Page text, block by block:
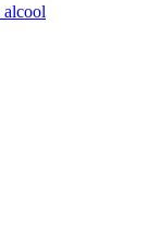
alcool